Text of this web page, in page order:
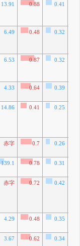
13.91 0.88 0.41
6.49 0.48 0.32
6.53 0.87 0.32
4.33 0.64 0.39
14.86 0.41
0.25
赤字 0.7 0.26
139.1 0.78 0.31
赤字 0.72 0.42
4.29 0.48 0.35
3.67 0.62 0.34